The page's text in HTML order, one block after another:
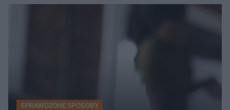
SPRAWDZONE SPOSOBY